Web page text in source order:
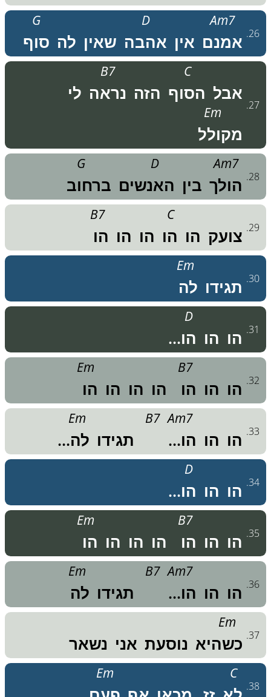
26
.
Am7
אמנם אין
D
אהבה שאין לה
G
סוף
27
.
אבל
C
הסוף הזה
B7
נראה לי
Em
מקולל
28
.
Am7
הולך בין
D
האנשים
G
ברחוב
29
. צועק הו
C
הו הו הו
B7
הו
30
. תגידו
Em
לה
31
. הו הו
D
הו...
32
. הו הו
B7
הו הו הו הו
Em
הו
33
. הו הו
Am7
B7
הו... תגידו
Em
לה...
34
. הו הו
D
הו...
35
. הו הו
B7
הו הו הו הו
Em
הו
36
. הו הו
Am7
B7
הו... תגידו
Em
לה
37
.
Em
כשהיא נוסעת אני נשאר
38
.
C
Em